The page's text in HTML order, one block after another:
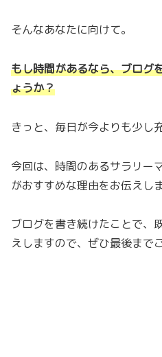
そんなあなたに向けて。
もし時間があるなら、ブログ
ょうか？
きっと、毎日が今よりも少し
今回は、時間のあるサラリー
がおすすめな理由をお伝えしま
ブログを書き続けたことで、
えしますので、ぜひ最後まで